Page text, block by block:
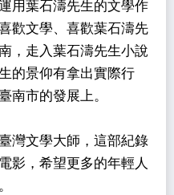
用葉石濤先生的文學作
歡文學、喜歡葉石濤先
，走入葉石濤先生小說
的景仰有拿出實際行
南市的發展上。
灣文學大師，這部紀錄
影，希望更多的年輕人